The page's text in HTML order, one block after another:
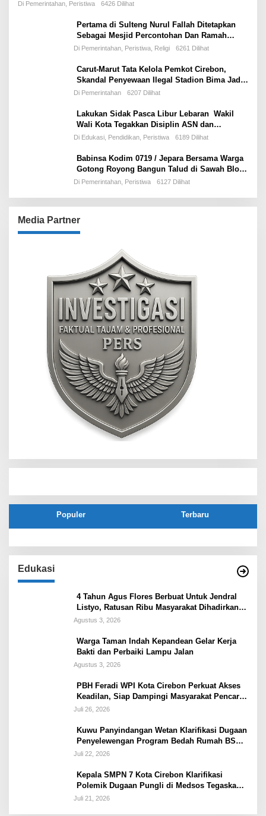
International Shipping Tertahan di Selat Hormuz
Di Pemerintahan, Peristiwa 6426 Dilihat
Pertama di Sulteng Nurul Fallah Ditetapkan
Sebagai Mesjid Percontohan Dan Ramah
Musafir.
Di Pemerintahan, Peristiwa, Religi 6261 Dilihat
Carut-Marut Tata Kelola Pemkot Cirebon,
Skandal Penyewaan Ilegal Stadion Bima Jadi
Ujian Perdana Wali Kota Effendi Edo
Di Pemerintahan 6207 Dilihat
Lakukan Sidak Pasca Libur Lebaran Wakil
Wali Kota Tegakkan Disiplin ASN dan
Pelayanan Publik
Di Edukasi, Pendidikan, Peristiwa 6189 Dilihat
Babinsa Kodim 0719 / Jepara Bersama Warga
Gotong Royong Bangun Talud di Sawah Blok
Benad, Desa Sidigede
Di Pemerintahan, Peristiwa 6127 Dilihat
Media Partner
Populer Terbaru
Edukasi
4 Tahun Agus Flores Berbuat Untuk Jendral
Listyo, Ratusan Ribu Masyarakat Dihadirkan
Dilapangan
Agustus 3, 2026
Warga Taman Indah Kepandean Gelar Kerja
Bakti dan Perbaiki Lampu Jalan
Agustus 3, 2026
PBH Feradi WPI Kota Cirebon Perkuat Akses
Keadilan, Siap Dampingi Masyarakat Pencari
Keadilan
Juli 26, 2026
Kuwu Panyindangan Wetan Klarifikasi Dugaan
Penyelewengan Program Bedah Rumah BSPS
Tegaskan Penyaluran Sesuai Prosedur
Juli 22, 2026
Kepala SMPN 7 Kota Cirebon Klarifikasi
Polemik Dugaan Pungli di Medsos Tegaskan
Belum Ada Penetapan dan Semua Diputuskan
Juli 21, 2026